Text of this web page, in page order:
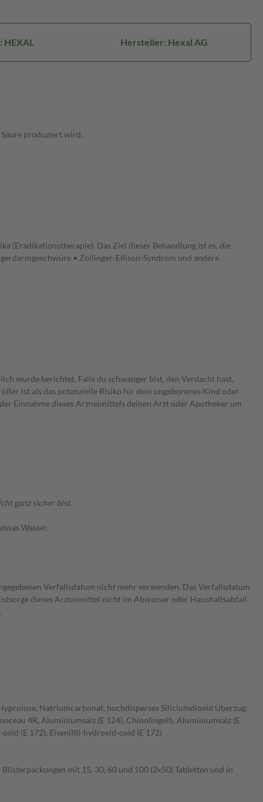
HEXAL Hersteller: Hexal AG
produziert wird.
Das Ziel dieser Behandlung ist es, die
• Zollinger-Ellison-Syndrom und andere
wurde berichtet. Falls du schwanger bist, den Verdacht hast,
ist als das potenzielle Risiko für dein ungeborenes Kind oder
Einnahme dieses Arzneimittels deinen Arzt oder Apotheker um
ganz sicher bist.
Wasser.
Verfallsdatum nicht mehr verwenden. Das Verfallsdatum
dieses Arzneimittel nicht im Abwasser oder Haushaltsabfall.
Natriumcarbonat, hochdisperses Siliciumdioxid Überzug:
4R, Aluminiumsalz (E 124), Chinolingelb, Aluminiumsalz (E
(E 172), Eisen(III)-hydroxid-oxid (E 172)
mit 15, 30, 60 und 100 (2x50) Tabletten und in